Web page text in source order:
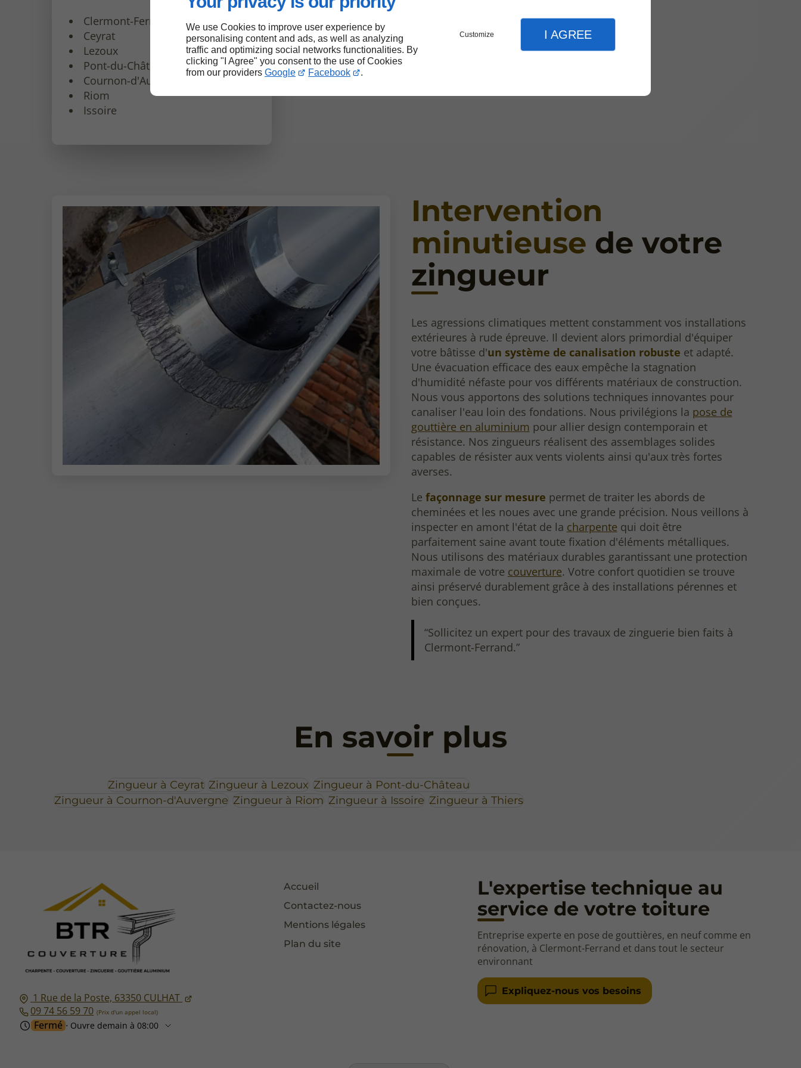
We use Cookies to improve user experience by
personalising content and ads, as well as analyzing
traffic and optimizing social networks functionalities. By
clicking "I Agree" you consent to the use of Cookies
from our providers Google Facebook .
Customize I AGREE
Clermont-Ferrand
Ceyrat
Lezoux
Pont-du-Château
Cournon-d'Auvergne
Riom
Issoire
Intervention
minutieuse de votre
zingueur
Les agressions climatiques mettent constamment vos installations
extérieures à rude épreuve. Il devient alors primordial d'équiper
votre bâtisse d'un système de canalisation robuste et adapté.
Une évacuation efficace des eaux empêche la stagnation
d'humidité néfaste pour vos différents matériaux de construction.
Nous vous apportons des solutions techniques innovantes pour
canaliser l'eau loin des fondations. Nous privilégions la pose de
gouttière en aluminium pour allier design contemporain et
résistance. Nos zingueurs réalisent des assemblages solides
capables de résister aux vents violents ainsi qu'aux très fortes
averses.
Le façonnage sur mesure permet de traiter les abords de
cheminées et les noues avec une grande précision. Nous veillons à
inspecter en amont l'état de la charpente qui doit être
parfaitement saine avant toute fixation d'éléments métalliques.
Nous utilisons des matériaux durables garantissant une protection
maximale de votre couverture. Votre confort quotidien se trouve
ainsi préservé durablement grâce à des installations pérennes et
bien conçues.
Sollicitez un expert pour des travaux de zinguerie bien faits à
Clermont-Ferrand.
En savoir plus
Zingueur à Ceyrat Zingueur à Lezoux Zingueur à Pont-du-Château
Zingueur à Cournon-d'Auvergne Zingueur à Riom Zingueur à Issoire Zingueur à Thiers
1 Rue de la Poste, 63350 CULHAT
09 74 56 59 70
Fermé ⋅ Ouvre demain à 08:00
Accueil
Contactez-nous
Mentions légales
Plan du site
L'expertise technique au
service de votre toiture
Entreprise experte en pose de gouttières, en neuf comme en
rénovation, à Clermont-Ferrand et dans tout le secteur
environnant
Expliquez-nous vos besoins